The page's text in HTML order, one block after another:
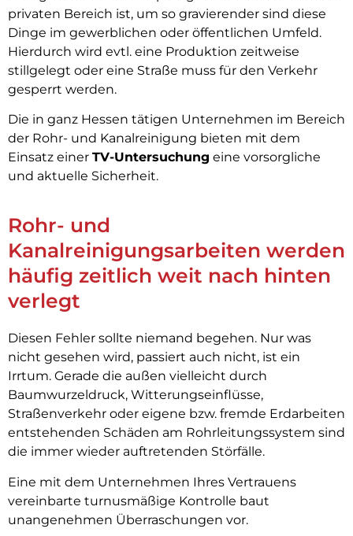
privaten Bereich ist, um so gravierender sind diese
Dinge im gewerblichen oder öffentlichen Umfeld.
Hierdurch wird evtl. eine Produktion zeitweise
stillgelegt oder eine Straße muss für den Verkehr
gesperrt werden.
Die in ganz Hessen tätigen Unternehmen im Bereich
der Rohr- und Kanalreinigung bieten mit dem
Einsatz einer TV-Untersuchung eine vorsorgliche
und aktuelle Sicherheit.
Rohr- und
Kanalreinigungsarbeiten werden
häufig zeitlich weit nach hinten
verlegt
Diesen Fehler sollte niemand begehen. Nur was
nicht gesehen wird, passiert auch nicht, ist ein
Irrtum. Gerade die außen vielleicht durch
Baumwurzeldruck, Witterungseinflüsse,
Straßenverkehr oder eigene bzw. fremde Erdarbeiten
entstehenden Schäden am Rohrleitungssystem sind
die immer wieder auftretenden Störfälle.
Eine mit dem Unternehmen Ihres Vertrauens
vereinbarte turnusmäßige Kontrolle baut
unangenehmen Überraschungen vor.